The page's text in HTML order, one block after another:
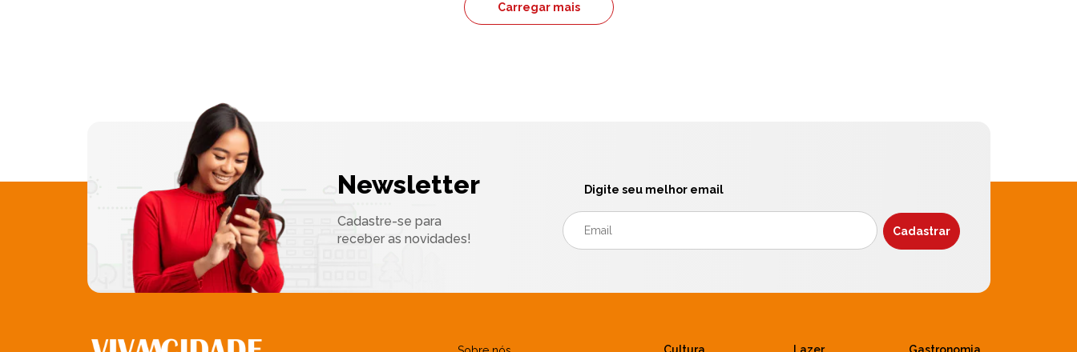
Carregar mais
Newsletter
Cadastre-se para
receber as novidades!
Digite seu melhor email